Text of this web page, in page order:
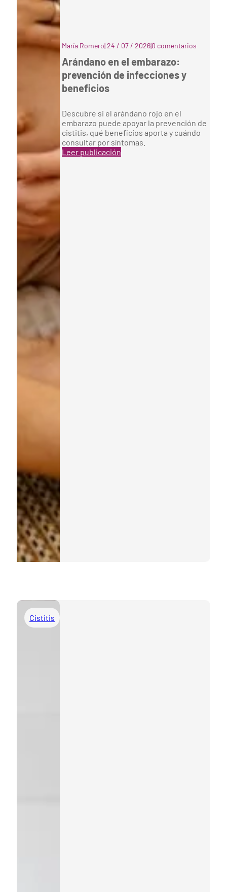
María Romero|24 / 07 / 2026|0 comentarios
Arándano en el embarazo:
prevención de infecciones y
beneficios
Descubre si el arándano rojo en el
embarazo puede apoyar la prevención de
cistitis, qué beneficios aporta y cuándo
consultar por síntomas.
Leer publicación
Cistitis